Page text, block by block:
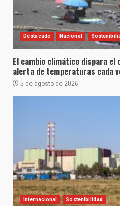
Destacado Nacional
El cambio climático dispara el
alerta de temperaturas cada
5 de agosto de 2026
Internacional Sostenibilidad